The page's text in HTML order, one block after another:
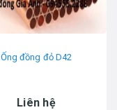
Ống đồng đỏ D42
Liên hệ